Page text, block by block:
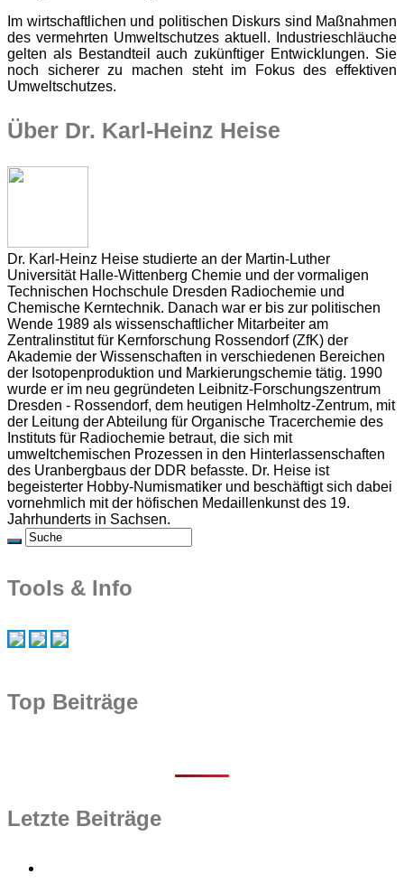
Im wirtschaftlichen und politischen Diskurs sind Maßnahmen
des vermehrten Umweltschutzes aktuell. Industrieschläuche
gelten als Bestandteil auch zukünftiger Entwicklungen. Sie
noch sicherer zu machen steht im Fokus des effektiven
Umweltschutzes.
Über Dr. Karl-Heinz Heise
Dr. Karl-Heinz Heise studierte an der Martin-Luther
Universität Halle-Wittenberg Chemie und der vormaligen
Technischen Hochschule Dresden Radiochemie und
Chemische Kerntechnik. Danach war er bis zur politischen
Wende 1989 als wissenschaftlicher Mitarbeiter am
Zentralinstitut für Kernforschung Rossendorf (ZfK) der
Akademie der Wissenschaften in verschiedenen Bereichen
der Isotopenproduktion und Markierungschemie tätig. 1990
wurde er im neu gegründeten Leibnitz-Forschungszentrum
Dresden - Rossendorf, dem heutigen Helmholtz-Zentrum, mit
der Leitung der Abteilung für Organische Tracerchemie des
Instituts für Radiochemie betraut, die sich mit
umweltchemischen Prozessen in den Hinterlassenschaften
des Uranbergbaus der DDR befasste. Dr. Heise ist
begeisterter Hobby-Numismatiker und beschäftigt sich dabei
vornehmlich mit der höfischen Medaillenkunst des 19.
Jahrhunderts in Sachsen.
Tools & Info
Top Beiträge
Letzte Beiträge